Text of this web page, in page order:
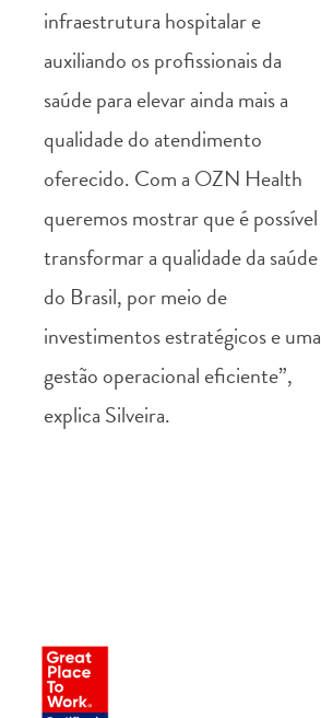
infraestrutura hospitalar e
auxiliando os profissionais da
saúde para elevar ainda mais a
qualidade do atendimento
oferecido. Com a OZN Health
queremos mostrar que é possível
transformar a qualidade da saúde
do Brasil, por meio de
investimentos estratégicos e uma
gestão operacional eficiente”,
explica Silveira.